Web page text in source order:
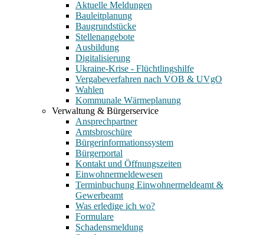
Aktuelle Meldungen
Bauleitplanung
Baugrundstücke
Stellenangebote
Ausbildung
Digitalisierung
Ukraine-Krise - Flüchtlingshilfe
Vergabeverfahren nach VOB & UVgO
Wahlen
Kommunale Wärmeplanung
Verwaltung & Bürgerservice
Ansprechpartner
Amtsbroschüre
Bürgerinformationssystem
Bürgerportal
Kontakt und Öffnungszeiten
Einwohnermeldewesen
Terminbuchung Einwohnermeldeamt &
Gewerbeamt
Was erledige ich wo?
Formulare
Schadensmeldung